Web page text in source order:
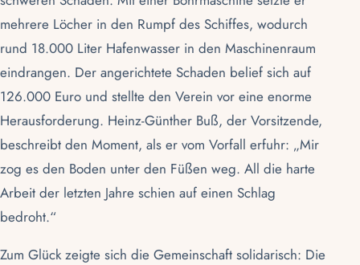
mehrere Löcher in den Rumpf des Schiffes, wodurch
rund 18.000 Liter Hafenwasser in den Maschinenraum
eindrangen. Der angerichtete Schaden belief sich auf
126.000 Euro und stellte den Verein vor eine enorme
Herausforderung. Heinz-Günther Buß, der Vorsitzende,
beschreibt den Moment, als er vom Vorfall erfuhr: „Mir
zog es den Boden unter den Füßen weg. All die harte
Arbeit der letzten Jahre schien auf einen Schlag
bedroht.“
Zum Glück zeigte sich die Gemeinschaft solidarisch: Die